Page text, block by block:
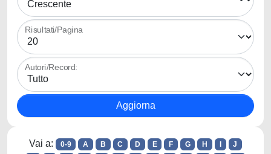
Risultati/Pagina
Autori/Record:
Vai a: 0-9 A B C D E F G H
J